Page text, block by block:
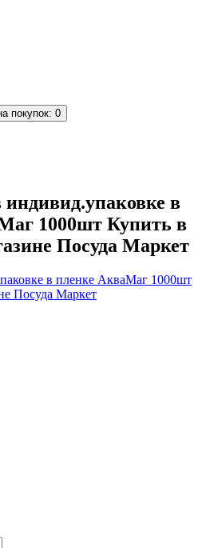
покупок: 0
индивид.упаковке в
1000шт Купить в
Посуда Маркет